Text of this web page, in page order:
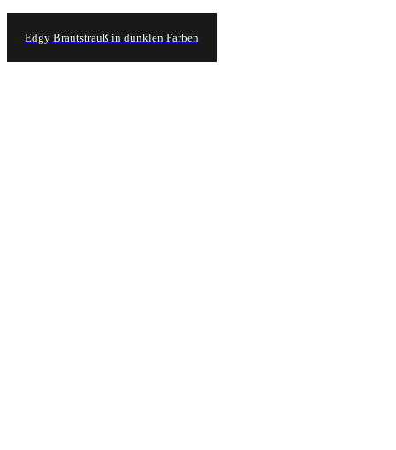
Edgy Brautstrauß in dunklen Farben